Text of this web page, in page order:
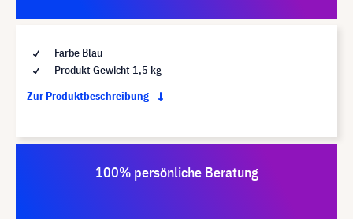
Farbe Blau
Produkt Gewicht 1,5 kg
Zur Produktbeschreibung
100% persönliche Beratung